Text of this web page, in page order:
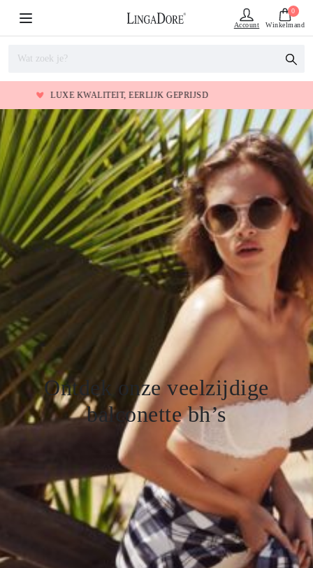
Account
0
Winkelmand
KWALITEIT, EERLIJK GEPRIJSD
Ontdek onze veelzijdige
balconette bh’s